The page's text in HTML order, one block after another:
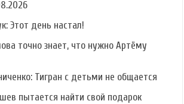
Этот день настал!
точно знает, что нужно Артёму
Тигран с детьми не общается
пытается найти свой подарок